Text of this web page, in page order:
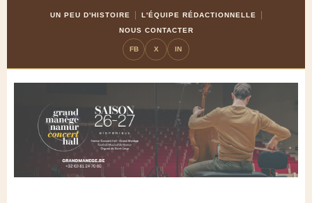
UN PEU D'HISTOIRE
L'ÉQUIPE RÉDACTIONNELLE
NOUS CONTACTER
FB X IN